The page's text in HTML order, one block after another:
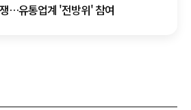
…유통업계 '전방위' 참여